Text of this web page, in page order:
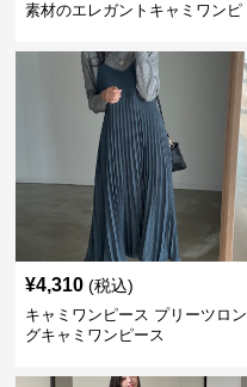
素材のエレガントキャミワンピ
¥4,310 (税込)
キャミワンピース プリーツロン
グキャミワンピース